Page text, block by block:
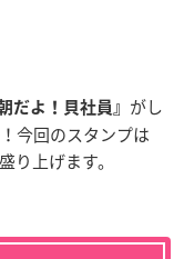
朝だよ！貝社員』 がし
今回のスタンプは
り上げます。